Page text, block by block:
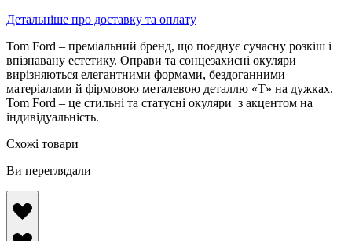
Детальніше про доставку та оплату
Tom Ford – преміальний бренд, що поєднує сучасну розкіш і
впізнавану естетику. Оправи та сонцезахисні окуляри
вирізняються елегантними формами, бездоганними
матеріалами й фірмовою металевою деталлю «T» на дужках.
Tom Ford – це стильні та статусні окуляри з акцентом на
індивідуальність.
Схожі товари
Ви переглядали